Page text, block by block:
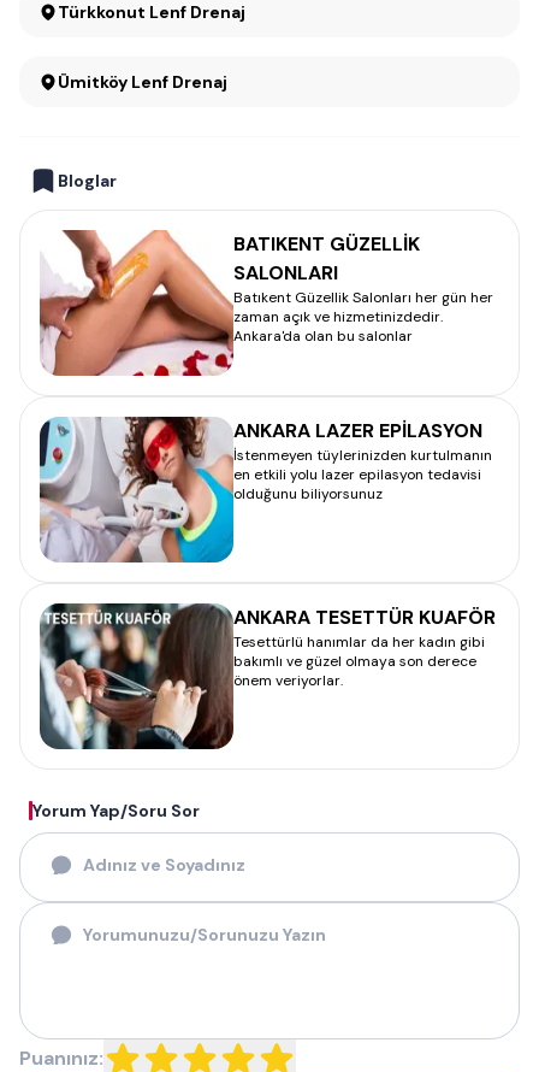
Türkkonut Lenf Drenaj
Ümitköy Lenf Drenaj
Bloglar
BATIKENT GÜZELLİK
SALONLARI
Batıkent Güzellik Salonları her gün her
zaman açık ve hizmetinizdedir.
Ankara'da olan bu salonlar
ANKARA LAZER EPİLASYON
İstenmeyen tüylerinizden kurtulmanın
en etkili yolu lazer epilasyon tedavisi
olduğunu biliyorsunuz
ANKARA TESETTÜR KUAFÖR
Tesettürlü hanımlar da her kadın gibi
bakımlı ve güzel olmaya son derece
önem veriyorlar.
Yorum Yap/Soru Sor
Puanınız: